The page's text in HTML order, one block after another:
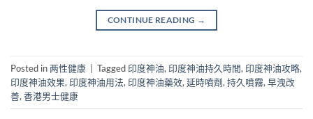
CONTINUE READING →
Posted in两性健康 | Tagged 印度神油, 印度神油持久時間, 印度神油攻略,
印度神油效果, 印度神油用法, 印度神油藥效, 延時噴劑, 持久噴霧, 早洩改
善, 香港男士健康